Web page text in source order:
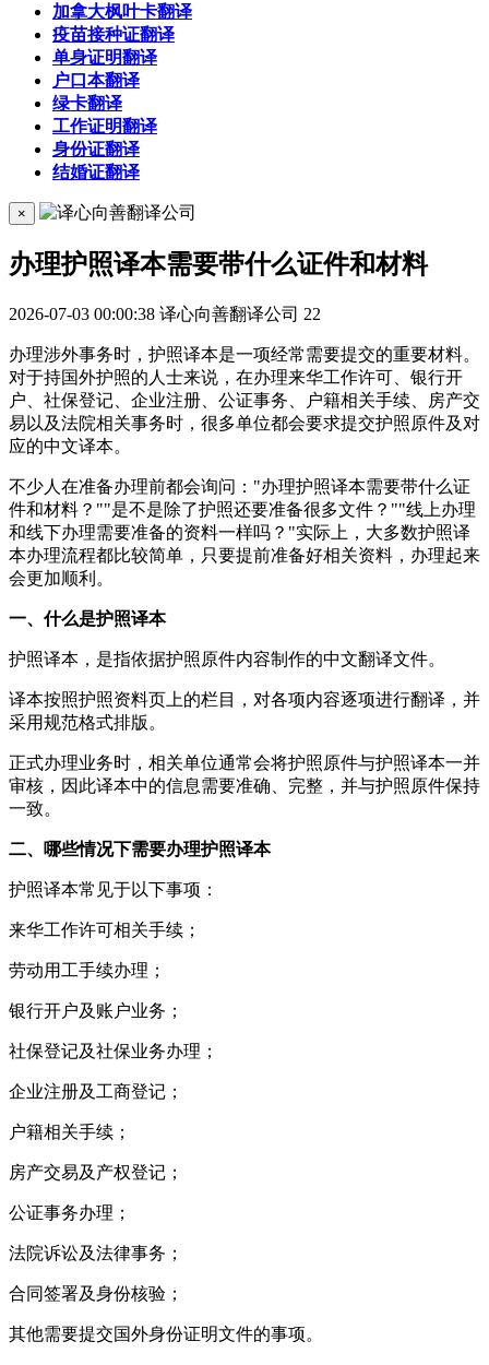
加拿大枫叶卡翻译
疫苗接种证翻译
单身证明翻译
户口本翻译
绿卡翻译
工作证明翻译
身份证翻译
结婚证翻译
×
办理护照译本需要带什么证件和材料
2026-07-03 00:00:38 译心向善翻译公司 22
办理涉外事务时，护照译本是一项经常需要提交的重要材料。
对于持国外护照的人士来说，在办理来华工作许可、银行开
户、社保登记、企业注册、公证事务、户籍相关手续、房产交
易以及法院相关事务时，很多单位都会要求提交护照原件及对
应的中文译本。
不少人在准备办理前都会询问："办理护照译本需要带什么证
件和材料？""是不是除了护照还要准备很多文件？""线上办理
和线下办理需要准备的资料一样吗？"实际上，大多数护照译
本办理流程都比较简单，只要提前准备好相关资料，办理起来
会更加顺利。
一、什么是护照译本
护照译本，是指依据护照原件内容制作的中文翻译文件。
译本按照护照资料页上的栏目，对各项内容逐项进行翻译，并
采用规范格式排版。
正式办理业务时，相关单位通常会将护照原件与护照译本一并
审核，因此译本中的信息需要准确、完整，并与护照原件保持
一致。
二、哪些情况下需要办理护照译本
护照译本常见于以下事项：
来华工作许可相关手续；
劳动用工手续办理；
银行开户及账户业务；
社保登记及社保业务办理；
企业注册及工商登记；
户籍相关手续；
房产交易及产权登记；
公证事务办理；
法院诉讼及法律事务；
合同签署及身份核验；
其他需要提交国外身份证明文件的事项。